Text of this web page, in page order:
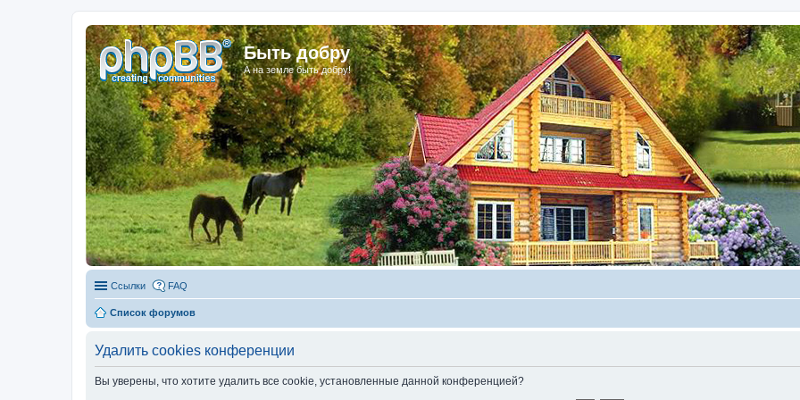
Быть добру
А на земле быть добру!
Ссылки FAQ
Список форумов
Удалить cookies конференции
Вы уверены, что хотите удалить все cookie, установленные данной конференцией?